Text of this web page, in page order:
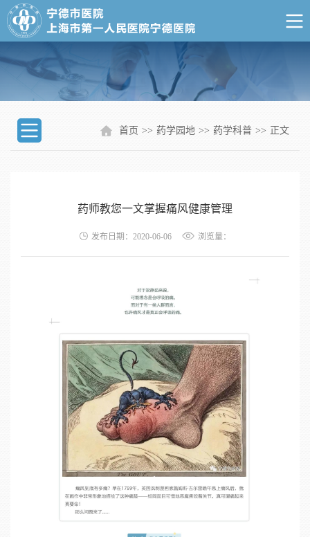
首页 >> 药学园地 >> 药学科普 >> 正文
药师教您一文掌握痛风健康管理
发布日期：2020-06-06 浏览量：